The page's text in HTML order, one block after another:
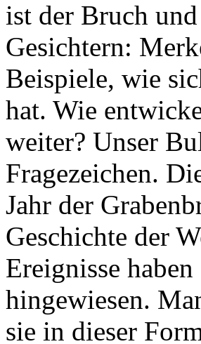
ist der Bruch
Gesichtern:
Beispiele, wie
hat. Wie
weiter? Unser
Fragezeichen.
Jahr der
Geschichte der
Ereignisse
hingewiesen.
sie in dieser